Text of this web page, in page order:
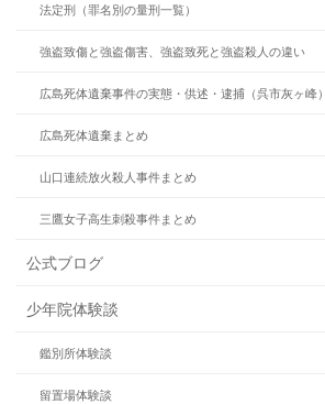
法定刑（罪名別の量刑一覧）
強盗致傷と強盗傷害、強盗致死と強盗殺人の違い
広島死体遺棄事件の実態・供述・逮捕（呉市灰ヶ峰）
広島死体遺棄まとめ
山口連続放火殺人事件まとめ
三鷹女子高生刺殺事件まとめ
公式ブログ
少年院体験談
鑑別所体験談
留置場体験談